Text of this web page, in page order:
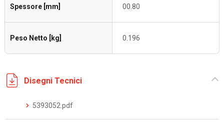
Spessore [mm] 00.80
Peso Netto [kg] 0.196
Disegni Tecnici
5393052.pdf